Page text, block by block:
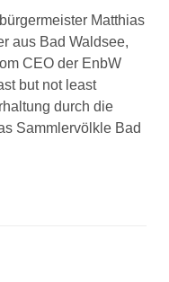
Matthias
aus Bad Waldsee,
CEO der EnbW
but not least
durch die
Sammlervölkle Bad